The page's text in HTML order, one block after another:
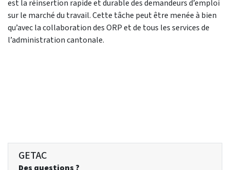
est la réinsertion rapide et durable des demandeurs d’emploi
sur le marché du travail. Cette tâche peut être menée à bien
qu’avec la collaboration des ORP et de tous les services de
l’administration cantonale.
GETAC
Des questions ?